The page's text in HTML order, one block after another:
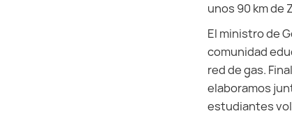
unos 90 km de
El ministro de
comunidad
red de gas.
elaboramos
estudiantes